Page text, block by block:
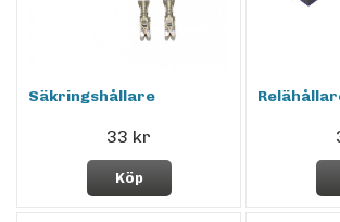
Säkringshållare
33 kr
Köp